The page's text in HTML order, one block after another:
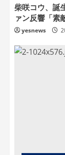
柴咲コウ、誕
ァン反響「素
yesnews